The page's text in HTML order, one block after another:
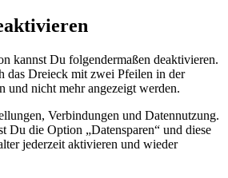
kannst Du folgendermaßen deaktivieren.
das Dreieck mit zwei Pfeilen in der
und nicht mehr angezeigt werden.
Verbindungen und Datennutzung.
Du die Option „Datensparen“ und diese
jederzeit aktivieren und wieder